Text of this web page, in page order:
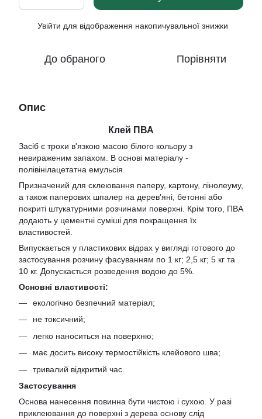
Увійти для відображення накопичувальної знижки
До обраного Порівняти
Опис
Клей ПВА
Засіб є трохи в'язкою масою білого кольору з
невираженим запахом. В основі матеріалу -
полівінілацетатна емульсія.
Призначений для склеювання паперу, картону, лінолеуму,
а також паперових шпалер на дерев'яні, бетонні або
покриті штукатурними розчинами поверхні. Крім того, ПВА
додають у цементні суміші для покращення їх
властивостей.
Випускається у пластикових відрах у вигляді готового до
застосування розчину фасуванням по 1 кг; 2,5 кг; 5 кг та
10 кг. Допускається розведення водою до 5%.
Основні властивості:
екологічно безпечний матеріал;
не токсичний;
легко наноситься на поверхню;
має досить високу термостійкість клейового шва;
тривалий відкритий час.
Застосування
Основа нанесення повинна бути чистою і сухою. У разі
приклеювання до поверхні з дерева основу слід